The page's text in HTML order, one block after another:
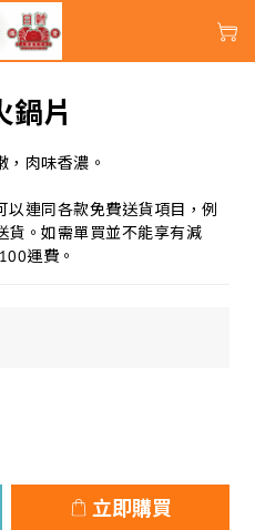
鍋片
，肉味香濃。
以連同各款免費送貨項目，例
貨。如需單買並不能享有減
運費。
立即購買